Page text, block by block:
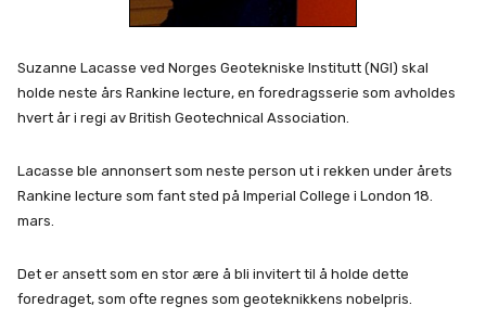
Suzanne Lacasse ved Norges Geotekniske Institutt (NGI) skal
holde neste års Rankine lecture, en foredragsserie som avholdes
hvert år i regi av British Geotechnical Association.
Lacasse ble annonsert som neste person ut i rekken under årets
Rankine lecture som fant sted på Imperial College i London 18.
mars.
Det er ansett som en stor ære å bli invitert til å holde dette
foredraget, som ofte regnes som geoteknikkens nobelpris.